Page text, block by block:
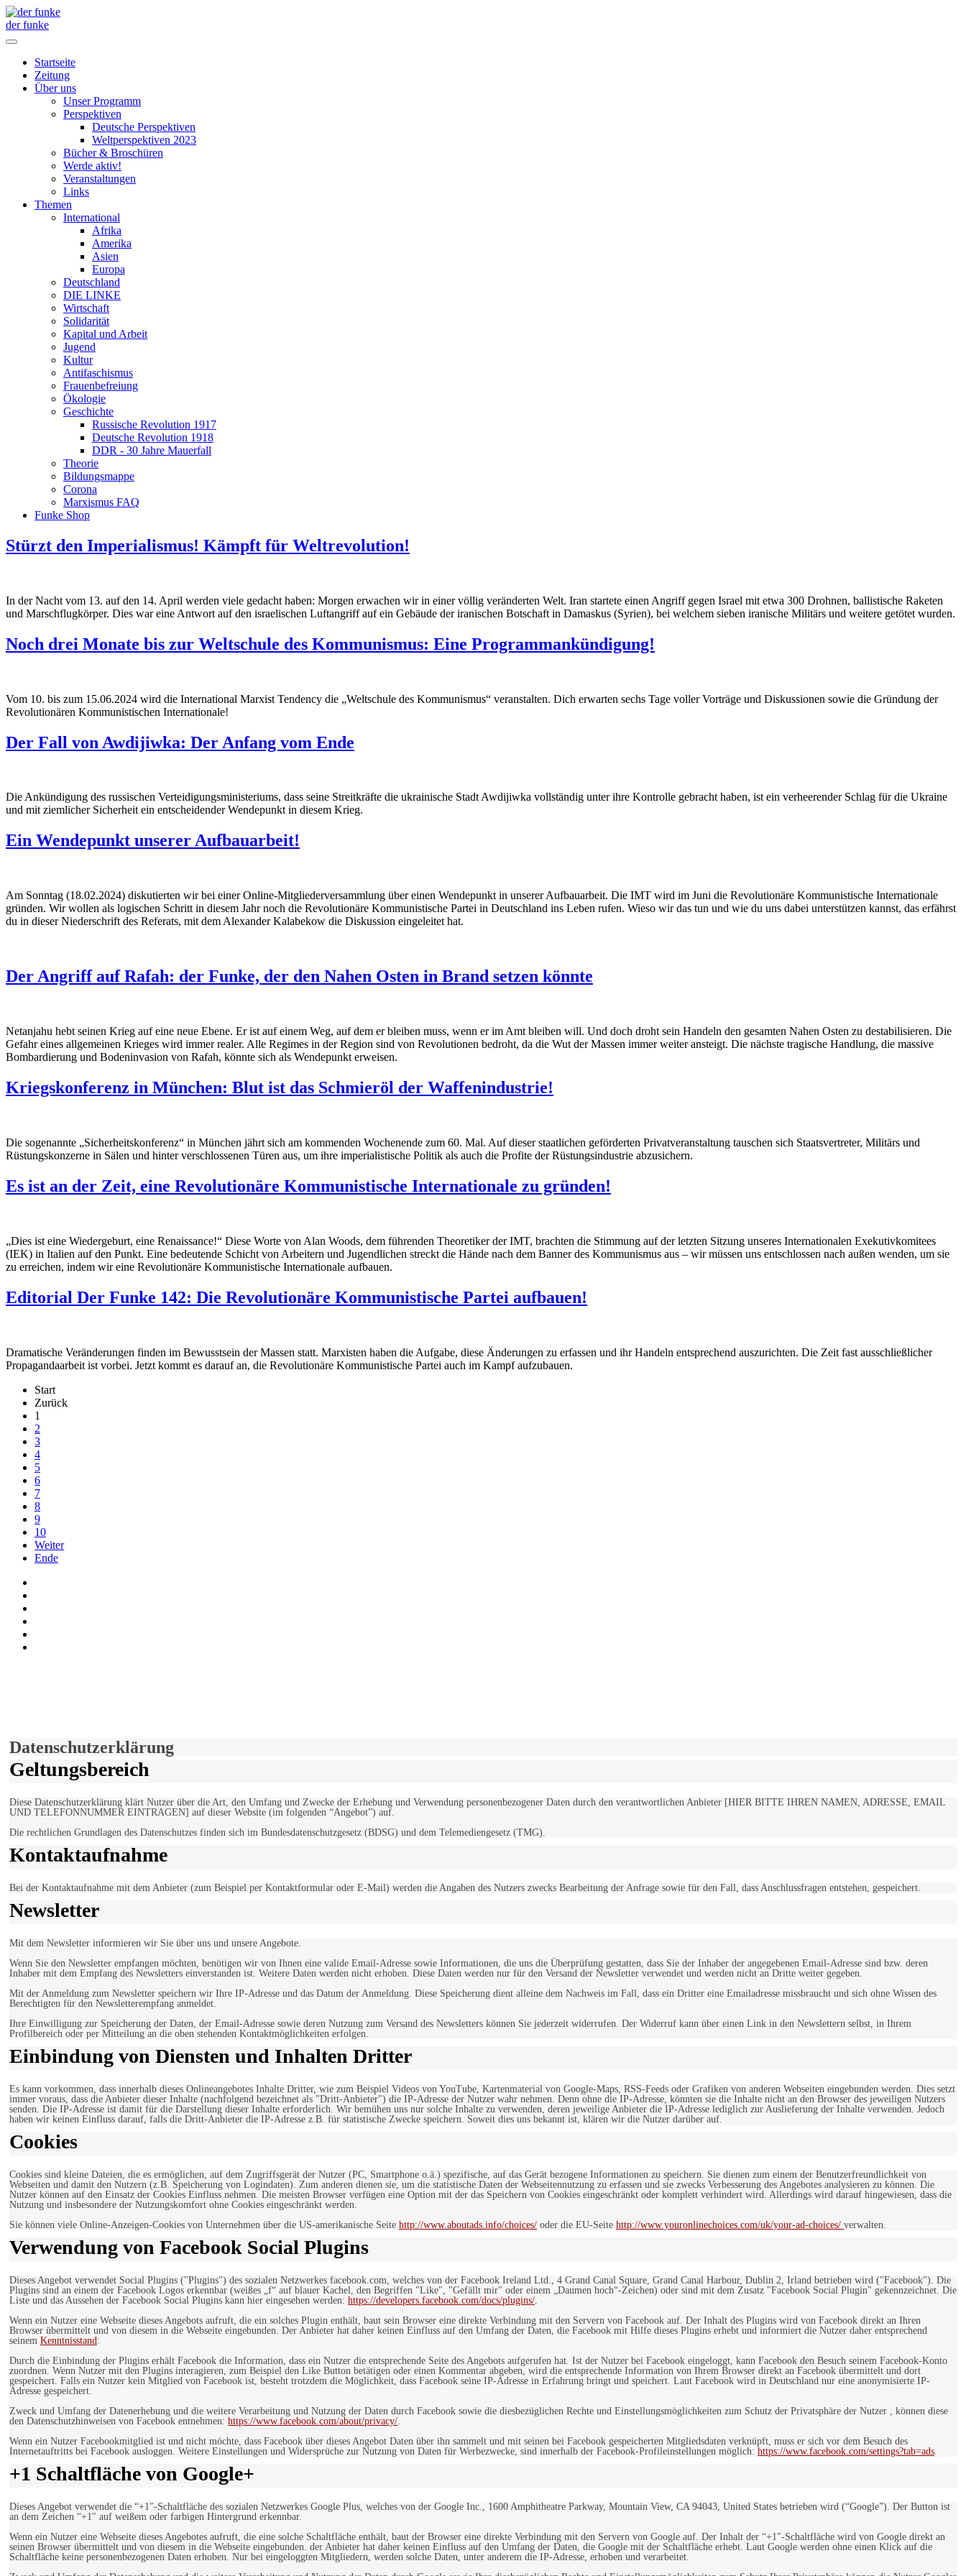
der funke
Startseite
Zeitung
Über uns
Unser Programm
Perspektiven
Deutsche Perspektiven
Weltperspektiven 2023
Bücher & Broschüren
Werde aktiv!
Veranstaltungen
Links
Themen
International
Afrika
Amerika
Asien
Europa
Deutschland
DIE LINKE
Wirtschaft
Solidarität
Kapital und Arbeit
Jugend
Kultur
Antifaschismus
Frauenbefreiung
Ökologie
Geschichte
Russische Revolution 1917
Deutsche Revolution 1918
DDR - 30 Jahre Mauerfall
Theorie
Bildungsmappe
Corona
Marxismus FAQ
Funke Shop
Stürzt den Imperialismus! Kämpft für Weltrevolution!
In der Nacht vom 13. auf den 14. April werden viele gedacht haben: Morgen erwachen wir in einer völlig veränderten Welt. Iran startete einen Angriff gegen Israel mit etwa 300 Drohnen, ballistische Raketen
und Marschflugkörper. Dies war eine Antwort auf den israelischen Luftangriff auf ein Gebäude der iranischen Botschaft in Damaskus (Syrien), bei welchem sieben iranische Militärs und weitere getötet wurden.
Noch drei Monate bis zur Weltschule des Kommunismus: Eine Programmankündigung!
Vom 10. bis zum 15.06.2024 wird die International Marxist Tendency die „Weltschule des Kommunismus“ veranstalten. Dich erwarten sechs Tage voller Vorträge und Diskussionen sowie die Gründung der
Revolutionären Kommunistischen Internationale!
Der Fall von Awdijiwka: Der Anfang vom Ende
Die Ankündigung des russischen Verteidigungsministeriums, dass seine Streitkräfte die ukrainische Stadt Awdijiwka vollständig unter ihre Kontrolle gebracht haben, ist ein verheerender Schlag für die Ukraine
und mit ziemlicher Sicherheit ein entscheidender Wendepunkt in diesem Krieg.
Ein Wendepunkt unserer Aufbauarbeit!
Am Sonntag (18.02.2024) diskutierten wir bei einer Online-Mitgliederversammlung über einen Wendepunkt in unserer Aufbauarbeit. Die IMT wird im Juni die Revolutionäre Kommunistische Internationale
gründen. Wir wollen als logischen Schritt in diesem Jahr noch die Revolutionäre Kommunistische Partei in Deutschland ins Leben rufen. Wieso wir das tun und wie du uns dabei unterstützen kannst, das erfährst
du in dieser Niederschrift des Referats, mit dem Alexander Kalabekow die Diskussion eingeleitet hat.
Der Angriff auf Rafah: der Funke, der den Nahen Osten in Brand setzen könnte
Netanjahu hebt seinen Krieg auf eine neue Ebene. Er ist auf einem Weg, auf dem er bleiben muss, wenn er im Amt bleiben will. Und doch droht sein Handeln den gesamten Nahen Osten zu destabilisieren. Die
Gefahr eines allgemeinen Krieges wird immer realer. Alle Regimes in der Region sind von Revolutionen bedroht, da die Wut der Massen immer weiter ansteigt. Die nächste tragische Handlung, die massive
Bombardierung und Bodeninvasion von Rafah, könnte sich als Wendepunkt erweisen.
Kriegskonferenz in München: Blut ist das Schmieröl der Waffenindustrie!
Die sogenannte „Sicherheitskonferenz“ in München jährt sich am kommenden Wochenende zum 60. Mal. Auf dieser staatlichen geförderten Privatveranstaltung tauschen sich Staatsvertreter, Militärs und
Rüstungskonzerne in Sälen und hinter verschlossenen Türen aus, um ihre imperialistische Politik als auch die Profite der Rüstungsindustrie abzusichern.
Es ist an der Zeit, eine Revolutionäre Kommunistische Internationale zu gründen!
„Dies ist eine Wiedergeburt, eine Renaissance!“ Diese Worte von Alan Woods, dem führenden Theoretiker der IMT, brachten die Stimmung auf der letzten Sitzung unseres Internationalen Exekutivkomitees
(IEK) in Italien auf den Punkt. Eine bedeutende Schicht von Arbeitern und Jugendlichen streckt die Hände nach dem Banner des Kommunismus aus – wir müssen uns entschlossen nach außen wenden, um sie
zu erreichen, indem wir eine Revolutionäre Kommunistische Internationale aufbauen.
Editorial Der Funke 142: Die Revolutionäre Kommunistische Partei aufbauen!
Dramatische Veränderungen finden im Bewusstsein der Massen statt. Marxisten haben die Aufgabe, diese Änderungen zu erfassen und ihr Handeln entsprechend auszurichten. Die Zeit fast ausschließlicher
Propagandaarbeit ist vorbei. Jetzt kommt es darauf an, die Revolutionäre Kommunistische Partei auch im Kampf aufzubauen.
Start
Zurück
1
2
3
4
5
6
7
8
9
10
Weiter
Ende
Datenschutzerklärung
Geltungsbereich
Diese Datenschutzerklärung klärt Nutzer über die Art, den Umfang und Zwecke der Erhebung und Verwendung personenbezogener Daten durch den verantwortlichen Anbieter [HIER BITTE IHREN NAMEN, ADRESSE, EMAIL
UND TELEFONNUMMER EINTRAGEN] auf dieser Website (im folgenden “Angebot”) auf.
Die rechtlichen Grundlagen des Datenschutzes finden sich im Bundesdatenschutzgesetz (BDSG) und dem Telemediengesetz (TMG).
Kontaktaufnahme
Bei der Kontaktaufnahme mit dem Anbieter (zum Beispiel per Kontaktformular oder E-Mail) werden die Angaben des Nutzers zwecks Bearbeitung der Anfrage sowie für den Fall, dass Anschlussfragen entstehen, gespeichert.
Newsletter
Mit dem Newsletter informieren wir Sie über uns und unsere Angebote.
Wenn Sie den Newsletter empfangen möchten, benötigen wir von Ihnen eine valide Email-Adresse sowie Informationen, die uns die Überprüfung gestatten, dass Sie der Inhaber der angegebenen Email-Adresse sind bzw. deren
Inhaber mit dem Empfang des Newsletters einverstanden ist. Weitere Daten werden nicht erhoben. Diese Daten werden nur für den Versand der Newsletter verwendet und werden nicht an Dritte weiter gegeben.
Mit der Anmeldung zum Newsletter speichern wir Ihre IP-Adresse und das Datum der Anmeldung. Diese Speicherung dient alleine dem Nachweis im Fall, dass ein Dritter eine Emailadresse missbraucht und sich ohne Wissen des
Berechtigten für den Newsletterempfang anmeldet.
Ihre Einwilligung zur Speicherung der Daten, der Email-Adresse sowie deren Nutzung zum Versand des Newsletters können Sie jederzeit widerrufen. Der Widerruf kann über einen Link in den Newslettern selbst, in Ihrem
Profilbereich oder per Mitteilung an die oben stehenden Kontaktmöglichkeiten erfolgen.
Einbindung von Diensten und Inhalten Dritter
Es kann vorkommen, dass innerhalb dieses Onlineangebotes Inhalte Dritter, wie zum Beispiel Videos von YouTube, Kartenmaterial von Google-Maps, RSS-Feeds oder Grafiken von anderen Webseiten eingebunden werden. Dies setzt
immer voraus, dass die Anbieter dieser Inhalte (nachfolgend bezeichnet als "Dritt-Anbieter") die IP-Adresse der Nutzer wahr nehmen. Denn ohne die IP-Adresse, könnten sie die Inhalte nicht an den Browser des jeweiligen Nutzers
senden. Die IP-Adresse ist damit für die Darstellung dieser Inhalte erforderlich. Wir bemühen uns nur solche Inhalte zu verwenden, deren jeweilige Anbieter die IP-Adresse lediglich zur Auslieferung der Inhalte verwenden. Jedoch
haben wir keinen Einfluss darauf, falls die Dritt-Anbieter die IP-Adresse z.B. für statistische Zwecke speichern. Soweit dies uns bekannt ist, klären wir die Nutzer darüber auf.
Cookies
Cookies sind kleine Dateien, die es ermöglichen, auf dem Zugriffsgerät der Nutzer (PC, Smartphone o.ä.) spezifische, auf das Gerät bezogene Informationen zu speichern. Sie dienen zum einem der Benutzerfreundlichkeit von
Webseiten und damit den Nutzern (z.B. Speicherung von Logindaten). Zum anderen dienen sie, um die statistische Daten der Webseitennutzung zu erfassen und sie zwecks Verbesserung des Angebotes analysieren zu können. Die
Nutzer können auf den Einsatz der Cookies Einfluss nehmen. Die meisten Browser verfügen eine Option mit der das Speichern von Cookies eingeschränkt oder komplett verhindert wird. Allerdings wird darauf hingewiesen, dass die
Nutzung und insbesondere der Nutzungskomfort ohne Cookies eingeschränkt werden.
Sie können viele Online-Anzeigen-Cookies von Unternehmen über die US-amerikanische Seite http://www.aboutads.info/choices/ oder die EU-Seite http://www.youronlinechoices.com/uk/your-ad-choices/ verwalten.
Verwendung von Facebook Social Plugins
Dieses Angebot verwendet Social Plugins ("Plugins") des sozialen Netzwerkes facebook.com, welches von der Facebook Ireland Ltd., 4 Grand Canal Square, Grand Canal Harbour, Dublin 2, Irland betrieben wird ("Facebook"). Die
Plugins sind an einem der Facebook Logos erkennbar (weißes „f“ auf blauer Kachel, den Begriffen "Like", "Gefällt mir" oder einem „Daumen hoch“-Zeichen) oder sind mit dem Zusatz "Facebook Social Plugin" gekennzeichnet. Die
Liste und das Aussehen der Facebook Social Plugins kann hier eingesehen werden: https://developers.facebook.com/docs/plugins/.
Wenn ein Nutzer eine Webseite dieses Angebots aufruft, die ein solches Plugin enthält, baut sein Browser eine direkte Verbindung mit den Servern von Facebook auf. Der Inhalt des Plugins wird von Facebook direkt an Ihren
Browser übermittelt und von diesem in die Webseite eingebunden. Der Anbieter hat daher keinen Einfluss auf den Umfang der Daten, die Facebook mit Hilfe dieses Plugins erhebt und informiert die Nutzer daher entsprechend
seinem Kenntnisstand:
Durch die Einbindung der Plugins erhält Facebook die Information, dass ein Nutzer die entsprechende Seite des Angebots aufgerufen hat. Ist der Nutzer bei Facebook eingeloggt, kann Facebook den Besuch seinem Facebook-Konto
zuordnen. Wenn Nutzer mit den Plugins interagieren, zum Beispiel den Like Button betätigen oder einen Kommentar abgeben, wird die entsprechende Information von Ihrem Browser direkt an Facebook übermittelt und dort
gespeichert. Falls ein Nutzer kein Mitglied von Facebook ist, besteht trotzdem die Möglichkeit, dass Facebook seine IP-Adresse in Erfahrung bringt und speichert. Laut Facebook wird in Deutschland nur eine anonymisierte IP-
Adresse gespeichert.
Zweck und Umfang der Datenerhebung und die weitere Verarbeitung und Nutzung der Daten durch Facebook sowie die diesbezüglichen Rechte und Einstellungsmöglichkeiten zum Schutz der Privatsphäre der Nutzer , können diese
den Datenschutzhinweisen von Facebook entnehmen: https://www.facebook.com/about/privacy/.
Wenn ein Nutzer Facebookmitglied ist und nicht möchte, dass Facebook über dieses Angebot Daten über ihn sammelt und mit seinen bei Facebook gespeicherten Mitgliedsdaten verknüpft, muss er sich vor dem Besuch des
Internetauftritts bei Facebook ausloggen. Weitere Einstellungen und Widersprüche zur Nutzung von Daten für Werbezwecke, sind innerhalb der Facebook-Profileinstellungen möglich: https://www.facebook.com/settings?tab=ads.
+1 Schaltfläche von Google+
Dieses Angebot verwendet die “+1″-Schaltfläche des sozialen Netzwerkes Google Plus, welches von der Google Inc., 1600 Amphitheatre Parkway, Mountain View, CA 94043, United States betrieben wird (“Google”). Der Button ist
an dem Zeichen “+1″ auf weißem oder farbigen Hintergrund erkennbar.
Wenn ein Nutzer eine Webseite dieses Angebotes aufruft, die eine solche Schaltfläche enthält, baut der Browser eine direkte Verbindung mit den Servern von Google auf. Der Inhalt der “+1″-Schaltfläche wird von Google direkt an
seinen Browser übermittelt und von diesem in die Webseite eingebunden. der Anbieter hat daher keinen Einfluss auf den Umfang der Daten, die Google mit der Schaltfläche erhebt. Laut Google werden ohne einen Klick auf die
Schaltfläche keine personenbezogenen Daten erhoben. Nur bei eingeloggten Mitgliedern, werden solche Daten, unter anderem die IP-Adresse, erhoben und verarbeitet.